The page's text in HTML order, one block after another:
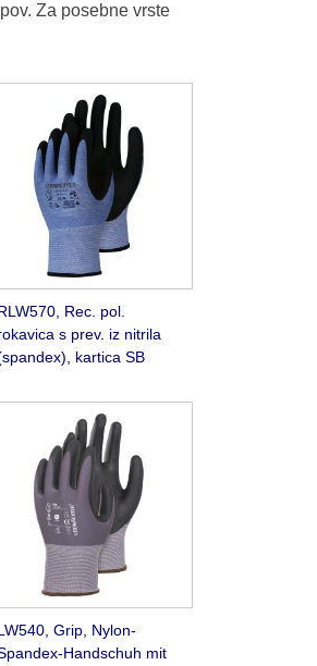
Za posebne vrste
Rec. pol.
s prev. iz nitrila
kartica SB
Grip, Nylon-
Handschuh mit